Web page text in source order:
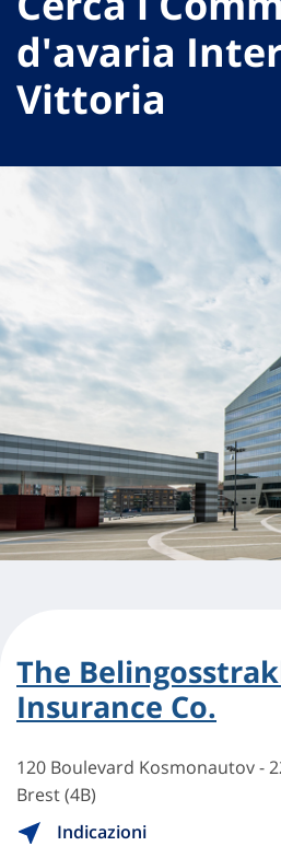
d'avaria
Vittoria
The
Insurance Co.
120 Boulevard Kosmonautov -
Brest (4B)
Indicazioni